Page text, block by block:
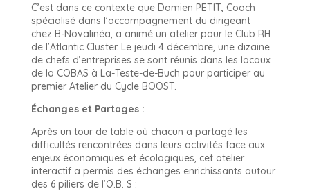
C’est dans ce contexte que Damien PETIT, Coach
spécialisé dans l’accompagnement du dirigeant
chez B-Novalinéa, a animé un atelier pour le Club RH
de l’Atlantic Cluster. Le jeudi 4 décembre, une dizaine
de chefs d’entreprises se sont réunis dans les locaux
de la COBAS à La-Teste-de-Buch pour participer au
premier Atelier du Cycle BOOST.
Échanges et Partages :
Après un tour de table où chacun a partagé les
difficultés rencontrées dans leurs activités face aux
enjeux économiques et écologiques, cet atelier
interactif a permis des échanges enrichissants autour
des 6 piliers de l’O.B. S :